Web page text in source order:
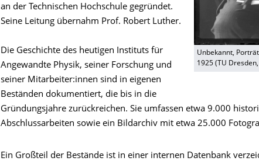
Unbekannt,
1925 (TU
an der Technischen Hochschule gegründet.
Seine Leitung übernahm Prof. Robert Luther.
Die Geschichte des heutigen Instituts für
Angewandte Physik, seiner Forschung und
seiner Mitarbeiter:innen sind in eigenen
Beständen dokumentiert, die bis in die
Gründungsjahre zurückreichen. Sie umfassen etwa 9.000
Abschlussarbeiten sowie ein Bildarchiv mit etwa 25.000
Ein Großteil der Bestände ist in einer internen Datenbank